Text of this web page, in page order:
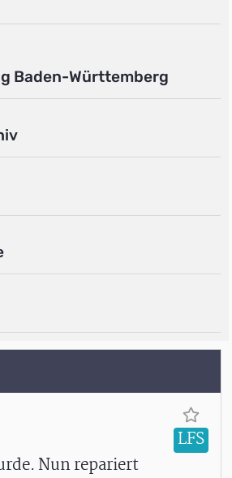
Baden-Württemberg
Nun repariert
LFS